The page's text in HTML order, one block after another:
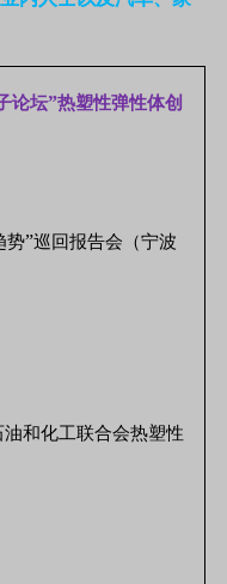
论坛”热塑性弹性体创
势”巡回报告会（宁波
油和化工联合会热塑性